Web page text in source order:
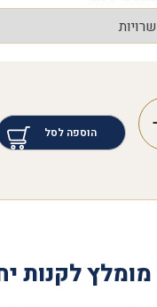
הוספה לסל
מומלץ לקנות